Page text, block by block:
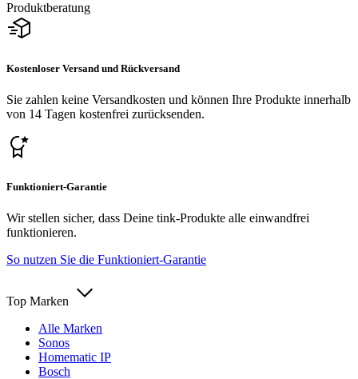
Produktberatung
Kostenloser Versand und Rückversand
Sie zahlen keine Versandkosten und können Ihre Produkte innerhalb
von 14 Tagen kostenfrei zurücksenden.
Funktioniert-Garantie
Wir stellen sicher, dass Deine tink-Produkte alle einwandfrei
funktionieren.
So nutzen Sie die Funktioniert-Garantie
Top Marken
Alle Marken
Sonos
Homematic IP
Bosch